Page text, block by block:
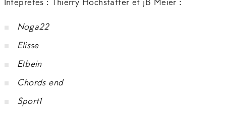
Inteprètes : Thierry Hochstätter et jB Meier :
Noga22
Elisse
Etbein
Chords end
Sport1